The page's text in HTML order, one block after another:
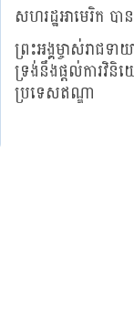
សហរដ្ឋអាមេរិក ប
ព្រះអង្គម្ចាស់រាជ
ទ្រង់នឹងផ្តល់ការវិ
ប្រទេសឥណ្ឌា